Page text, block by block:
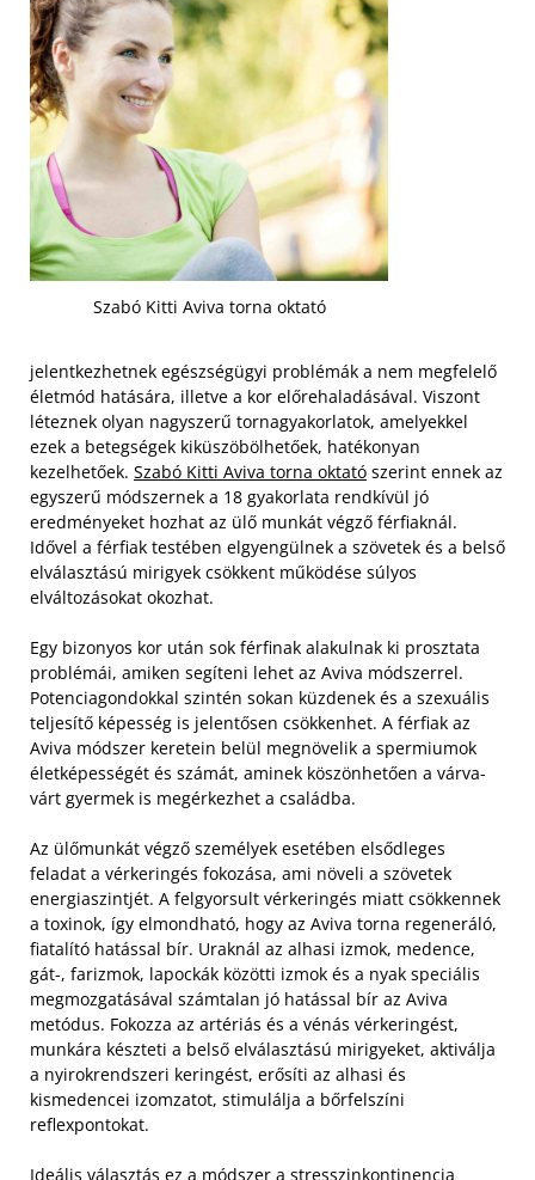
Szabó Kitti Aviva torna oktató
jelentkezhetnek egészségügyi problémák a nem megfelelő
életmód hatására, illetve a kor előrehaladásával. Viszont
léteznek olyan nagyszerű tornagyakorlatok, amelyekkel
ezek a betegségek kiküszöbölhetőek, hatékonyan
kezelhetőek. Szabó Kitti Aviva torna oktató szerint ennek az
egyszerű módszernek a 18 gyakorlata rendkívül jó
eredményeket hozhat az ülő munkát végző férfiaknál.
Idővel a férfiak testében elgyengülnek a szövetek és a belső
elválasztású mirigyek csökkent működése súlyos
elváltozásokat okozhat.
Egy bizonyos kor után sok férfinak alakulnak ki prosztata
problémái, amiken segíteni lehet az Aviva módszerrel.
Potenciagondokkal szintén sokan küzdenek és a szexuális
teljesítő képesség is jelentősen csökkenhet. A férfiak az
Aviva módszer keretein belül megnövelik a spermiumok
életképességét és számát, aminek köszönhetően a várva-
várt gyermek is megérkezhet a családba.
Az ülőmunkát végző személyek esetében elsődleges
feladat a vérkeringés fokozása, ami növeli a szövetek
energiaszintjét. A felgyorsult vérkeringés miatt csökkennek
a toxinok, így elmondható, hogy az Aviva torna regeneráló,
fiatalító hatással bír. Uraknál az alhasi izmok, medence,
gát-, farizmok, lapockák közötti izmok és a nyak speciális
megmozgatásával számtalan jó hatással bír az Aviva
metódus. Fokozza az artériás és a vénás vérkeringést,
munkára készteti a belső elválasztású mirigyeket, aktiválja
a nyirokrendszeri keringést, erősíti az alhasi és
kismedencei izomzatot, stimulálja a bőrfelszíni
reflexpontokat.
Ideális választás ez a módszer a stresszinkontinencia